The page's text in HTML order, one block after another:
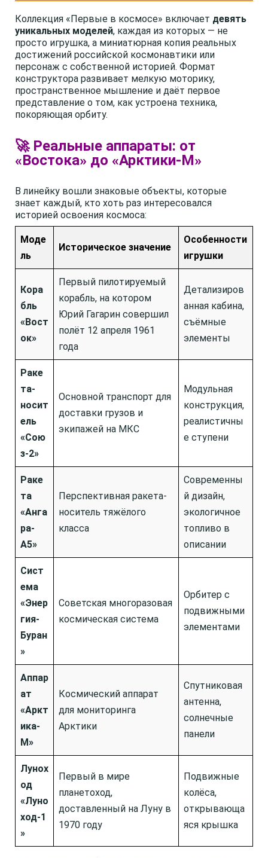
Коллекция «Первые в космосе» включает девять
уникальных моделей, каждая из которых — не
просто игрушка, а миниатюрная копия реальных
достижений российской космонавтики или
персонаж с собственной историей. Формат
конструктора развивает мелкую моторику,
пространственное мышление и даёт первое
представление о том, как устроена техника,
покоряющая орбиту.
🚀 Реальные аппараты: от
«Востока» до «Арктики-М»
В линейку вошли знаковые объекты, которые
знает каждый, кто хоть раз интересовался
историей освоения космоса:
Моде
ль
Историческое значение
Особенности
игрушки
Кора
бль
«Вост
ок»
Первый пилотируемый
корабль, на котором
Юрий Гагарин совершил
полёт 12 апреля 1961
года
Детализиров
анная кабина,
съёмные
элементы
Раке
та-
носит
ель
«Сою
з-2»
Основной транспорт для
доставки грузов и
экипажей на МКС
Модульная
конструкция,
реалистичны
е ступени
Раке
та
«Анга
ра-
А5»
Перспективная ракета-
носитель тяжёлого
класса
Современны
й дизайн,
экологичное
топливо в
описании
Сист
ема
«Энер
гия-
Буран
»
Советская многоразовая
космическая система
Орбитер с
подвижными
элементами
Аппар
ат
«Аркт
ика-
М»
Космический аппарат
для мониторинга
Арктики
Спутниковая
антенна,
солнечные
панели
Лунох
од
«Луно
ход-1
»
Первый в мире
планетоход,
доставленный на Луну в
1970 году
Подвижные
колёса,
открывающа
яся крышка